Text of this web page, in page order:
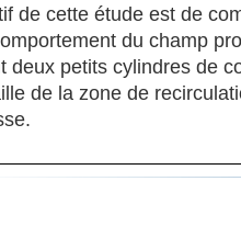
de cette étude est de
du champ
deux petits cylindres de
de la zone de